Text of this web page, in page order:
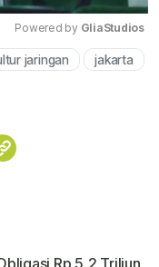
Mute
Powered by GliaStudios
jaringan jakarta
Rp 5,2 Triliun,